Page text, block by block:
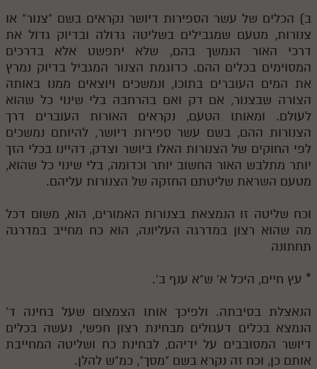
ב) הכלים של עשר הספירות דיושר נקראים בשם "צנור" או
צנורות, מטעם שמגבילים בשליטה גדולה ובדיוק גדול את
דרכי האור הנמשך בהם, שלא יתפשט אלא בדרכים
המסוימים בכלים ההם. כדוגמת הצנור המגביל בדיוק נמרץ
את המים העוברים בתוכו, ונמשכים ויוצאים ממנו באותה
הצורה שבצנור, אם דק ואם בהרחבה בלי שינוי כל שהוא
לעולם. ומאותו הטעם, נקראים האורות העוברים דרך
הצנורות ההם, בשם עשר ספירות דיושר, להיותם נמשכים
לפי החוקים של הצנורות האלו ביושר וצדק, דהיינו בכלי הזך
יותר מתלבש האור החשוב יותר וכדומה, בלי שינוי כל שהוא,
מטעם השראת שליטתם החזקה של הצנורות עליהם.
וכח שליטה זו הנמצאת בצנורות האמורים, הוא, משום דכל
מה שהוא רצון במדרגה העליונה, הוא כח מחייב במדרגה
תחתונה
* עץ חיים, היכל א' ש"א ענף ב'.
הנאצלת בסיבתה. ולפיכך אותו הצמצום שעל בחינה ד'
הנמצא בכלים דעגולים מבחינת רצון חפשי, נעשה בכלים
דיושר המסובבים על ידיהם, לבחינת כח ושליטה המחייבת
אותם כן, וכח זה נקרא בשם "מסך", כמ"ש להלן.